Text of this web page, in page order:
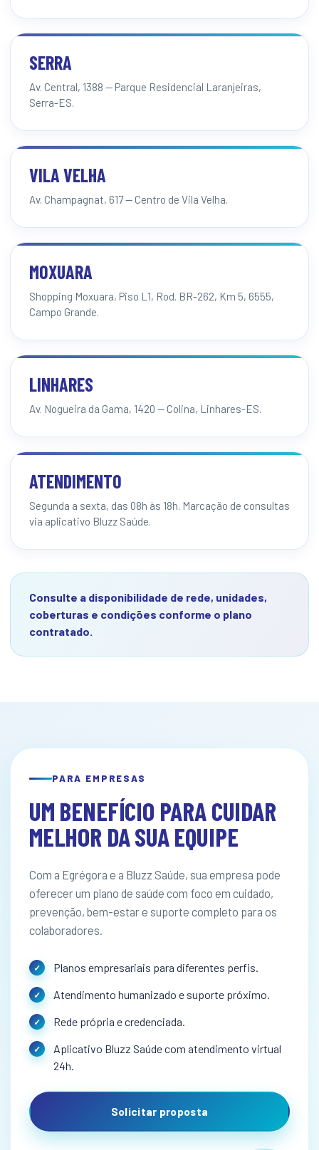
SERRA
Av. Central, 1388 — Parque Residencial Laranjeiras,
Serra-ES.
VILA VELHA
Av. Champagnat, 617 — Centro de Vila Velha.
MOXUARA
Shopping Moxuara, Piso L1, Rod. BR-262, Km 5, 6555,
Campo Grande.
LINHARES
Av. Nogueira da Gama, 1420 — Colina, Linhares-ES.
ATENDIMENTO
Segunda a sexta, das 08h às 18h. Marcação de consultas
via aplicativo Bluzz Saúde.
Consulte a disponibilidade de rede, unidades,
coberturas e condições conforme o plano
contratado.
PARA EMPRESAS
UM BENEFÍCIO PARA CUIDAR
MELHOR DA SUA EQUIPE
Com a Egrégora e a Bluzz Saúde, sua empresa pode
oferecer um plano de saúde com foco em cuidado,
prevenção, bem-estar e suporte completo para os
colaboradores.
Planos empresariais para diferentes perfis.
Atendimento humanizado e suporte próximo.
Rede própria e credenciada.
Aplicativo Bluzz Saúde com atendimento virtual
24h.
Solicitar proposta